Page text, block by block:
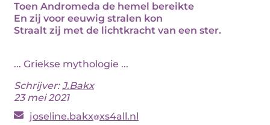
Toen Andromeda de hemel bereikte
En zij voor eeuwig stralen kon
Straalt zij met de lichtkracht van een ster.
... Griekse mythologie ...
Schrijver:J.Bakx
23 mei 2021
joseline.bakx xs4all.nl